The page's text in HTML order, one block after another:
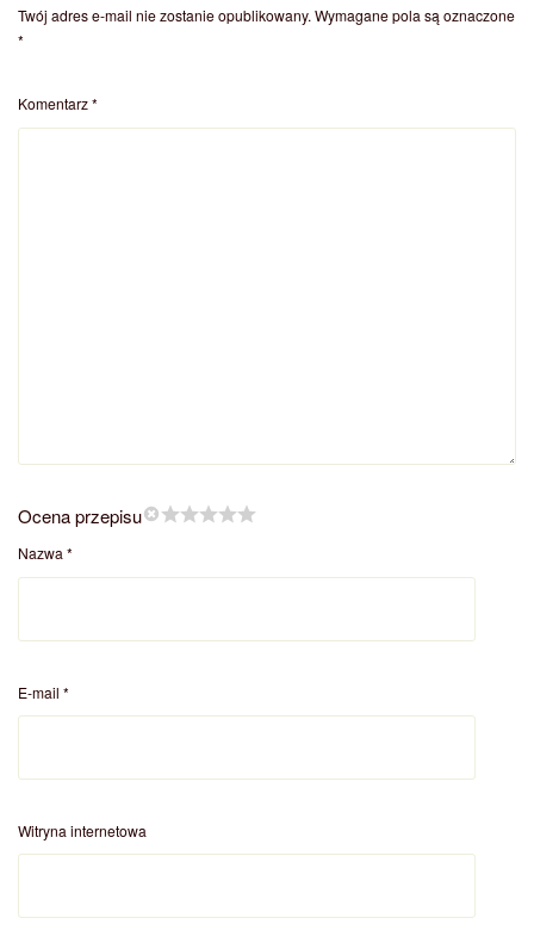
Twój adres e-mail nie zostanie opublikowany. Wymagane pola są oznaczone
*
Komentarz*
Ocena przepisu
Nazwa *
E-mail *
Witryna internetowa